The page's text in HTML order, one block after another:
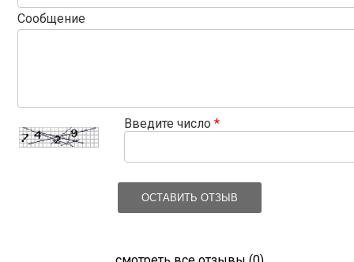
Сообщение
Введите число *
ОСТАВИТЬ ОТЗЫВ